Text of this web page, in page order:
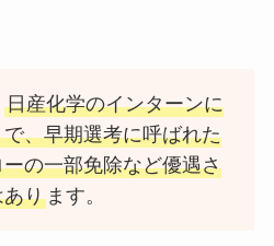
日産化学のインターンに
、早期選考に呼ばれた
の一部免除など優遇さ
あり ます。